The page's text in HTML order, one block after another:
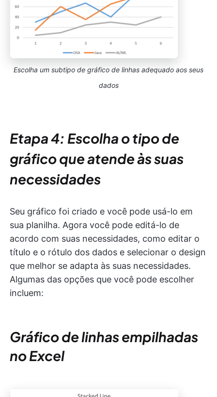
Escolha um subtipo de gráfico de linhas adequado aos seus
dados
Etapa 4: Escolha o tipo de
gráfico que atende às suas
necessidades
Seu gráfico foi criado e você pode usá-lo em
sua planilha. Agora você pode editá-lo de
acordo com suas necessidades, como editar o
título e o rótulo dos dados e selecionar o design
que melhor se adapta às suas necessidades.
Algumas das opções que você pode escolher
incluem:
Gráfico de linhas empilhadas
no Excel